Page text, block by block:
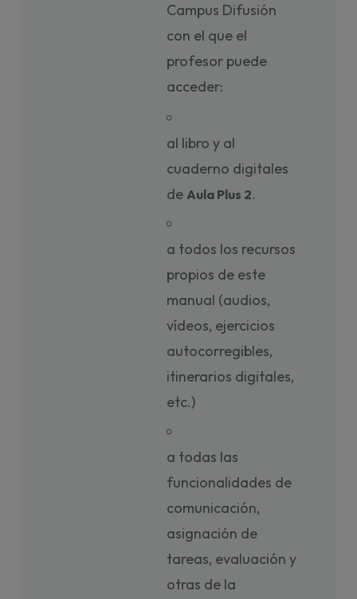
Campus Difusión
con el que el
profesor puede
acceder:
al libro y al
cuaderno digitales
deAula Plus 2.
a todos los recursos
propios de este
manual (audios,
vídeos, ejercicios
autocorregibles,
itinerarios digitales,
etc.)
a todas las
funcionalidades de
comunicación,
asignación de
tareas, evaluación y
otras de la